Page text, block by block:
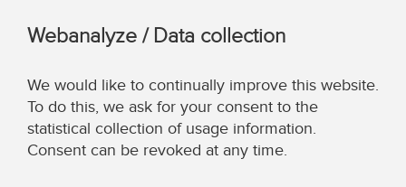
Webanalyze / Data collection
We would like to continually improve this website.
To do this, we ask for your consent to the
statistical collection of usage information.
Consent can be revoked at any time.